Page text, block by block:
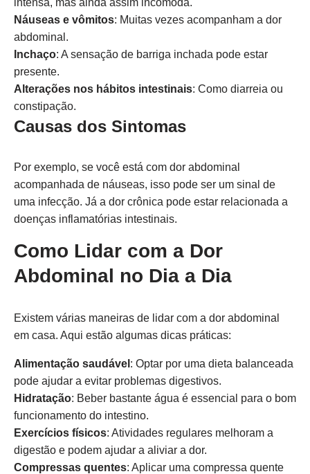
intensa, mas ainda assim incômoda.
Náuseas e vômitos: Muitas vezes acompanham a dor
abdominal.
Inchaço: A sensação de barriga inchada pode estar
presente.
Alterações nos hábitos intestinais: Como diarreia ou
constipação.
Causas dos Sintomas
Por exemplo, se você está com dor abdominal
acompanhada de náuseas, isso pode ser um sinal de
uma infecção. Já a dor crônica pode estar relacionada a
doenças inflamatórias intestinais.
Como Lidar com a Dor
Abdominal no Dia a Dia
Existem várias maneiras de lidar com a dor abdominal
em casa. Aqui estão algumas dicas práticas:
Alimentação saudável : Optar por uma dieta balanceada
pode ajudar a evitar problemas digestivos.
Hidratação: Beber bastante água é essencial para o bom
funcionamento do intestino.
Exercícios físicos: Atividades regulares melhoram a
digestão e podem ajudar a aliviar a dor.
Compressas quentes: Aplicar uma compressa quente